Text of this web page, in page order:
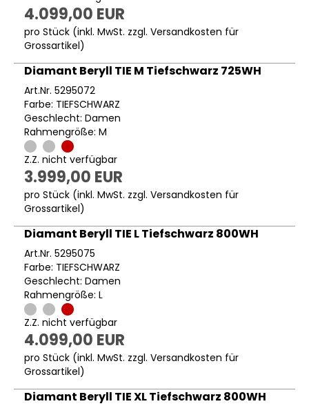
4.099,00 EUR
pro Stück (inkl. MwSt. zzgl. Versandkosten für
Grossartikel)
Diamant Beryll TIE M Tiefschwarz 725WH
Art.Nr. 5295072
Farbe: TIEFSCHWARZ
Geschlecht: Damen
Rahmengröße: M
Z.Z. nicht verfügbar
3.999,00 EUR
pro Stück (inkl. MwSt. zzgl. Versandkosten für
Grossartikel)
Diamant Beryll TIE L Tiefschwarz 800WH
Art.Nr. 5295075
Farbe: TIEFSCHWARZ
Geschlecht: Damen
Rahmengröße: L
Z.Z. nicht verfügbar
4.099,00 EUR
pro Stück (inkl. MwSt. zzgl. Versandkosten für
Grossartikel)
Diamant Beryll TIE XL Tiefschwarz 800WH